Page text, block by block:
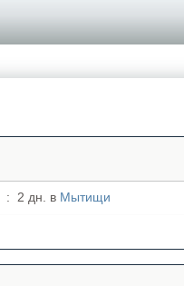
: 2 дн. в Мытищи